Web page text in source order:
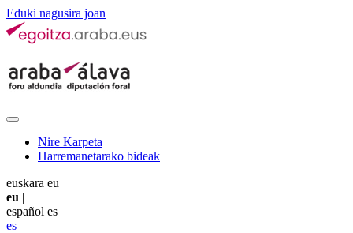
Eduki nagusira joan
Nire Karpeta
Harremanetarako bideak
euskara eu
eu |
español es
es